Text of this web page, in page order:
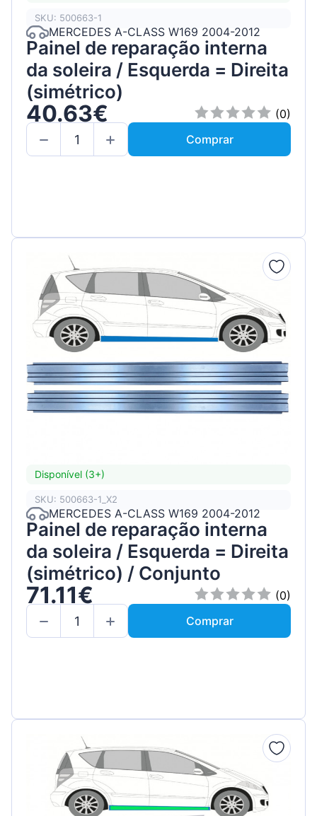
SKU: 500663-1
MERCEDES A-CLASS W169 2004-2012
Painel de reparação interna
da soleira / Esquerda = Direita
(simétrico)
40.63€
(0)
Comprar
Disponível (3+)
SKU: 500663-1_X2
MERCEDES A-CLASS W169 2004-2012
Painel de reparação interna
da soleira / Esquerda = Direita
(simétrico) / Conjunto
71.11€
(0)
Comprar